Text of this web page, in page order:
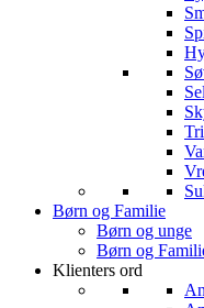
Børn og Familie
Børn og unge
Børn og
Klienters ord